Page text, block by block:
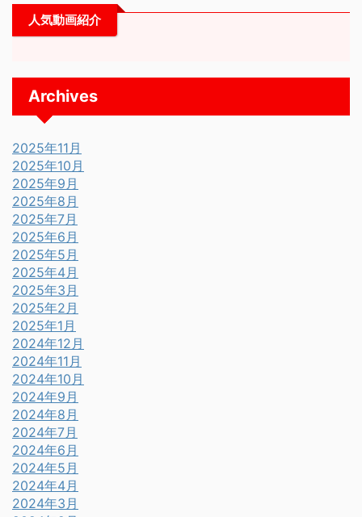
人気動画紹介
Archives
2025年11月
2025年10月
2025年9月
2025年8月
2025年7月
2025年6月
2025年5月
2025年4月
2025年3月
2025年2月
2025年1月
2024年12月
2024年11月
2024年10月
2024年9月
2024年8月
2024年7月
2024年6月
2024年5月
2024年4月
2024年3月